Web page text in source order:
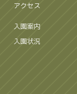
アクセス
入園案内
入園状況